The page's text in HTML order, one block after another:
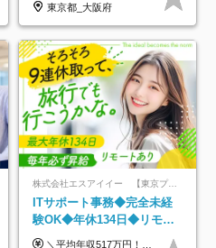
東京都_大阪府
株式会社エスアイイー 【東京プロマーケット上場】
ITサポート事務◆完全未経
験OK◆年休134日◆リモー
トOK◆残業月7h以下◆賞与
＼平均年収517万円！入社5年目まで毎年必ず昇給／ ■賞与年3回 ■年収800万円以上も可 ■入社3年以上の平均年収469.2万円 月給23万2000円以上＋賞与年3回＋各種手当 ☆入社5年目まで最大1万5000円の定期昇給を確約 ┃各種手当充実 ・規定の資格を取得すれば、2000円～5万円を毎月支給（2万4000円～60万円／年） ・研修中に取得した取得率95％の資格でも研修後の給料UP ※月給は年齢・経験・能力を考慮して、優遇いたします ※上記月給金額は固定残業代（20時間/3万1300円円以上）を含み、超過分は別途支給いたします ※試用期間（6ヶ月）は月給に変動はありますが、その他待遇に差異はありません ├入社後1ヶ月～3ヶ月間は、月給20万1900円となります └上記金額は固定残業代（10時間／1万6000円）を含み、超過分は別途支給いたします